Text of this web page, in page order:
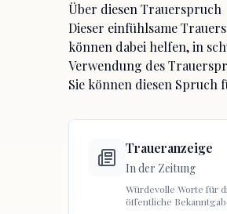
Über diesen Trauerspruch
Dieser einfühlsame
können dabei helfen, in
Verwendung des
Sie können diesen Spruch
Traueranzeige
In der Zeitung
Würdevolle Worte für
öffentliche